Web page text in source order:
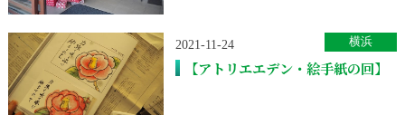
2021-11-24
【アトリエエデン・絵手紙の回】
横浜